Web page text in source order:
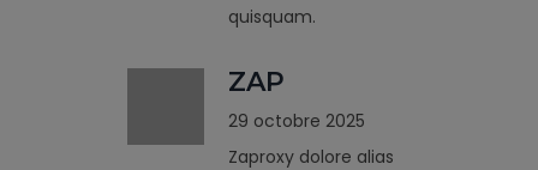
quisquam.
ZAP
29 octobre 2025
Zaproxy dolore alias